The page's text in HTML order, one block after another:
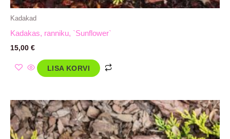
Kadakad
Kadakas, ranniku, `Sunflower`
15,00 €
LISA KORVI